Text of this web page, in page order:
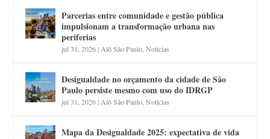
Parcerias entre comunidade e gestão pública
impulsionam a transformação urbana nas
periferias
jul 31, 2026| Alô São Paulo ,Notícias
Desigualdade no orçamento da cidade de São
Paulo persiste mesmo com uso do IDRGP
jul 31, 2026| Alô São Paulo ,Notícias
Mapa da Desigualdade 2025: expectativa de vida